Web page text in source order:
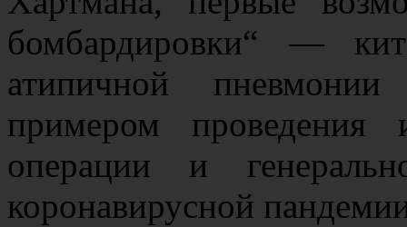
бомбардировки“ —
атипичной
примером проведения
операции и
коронавирусной